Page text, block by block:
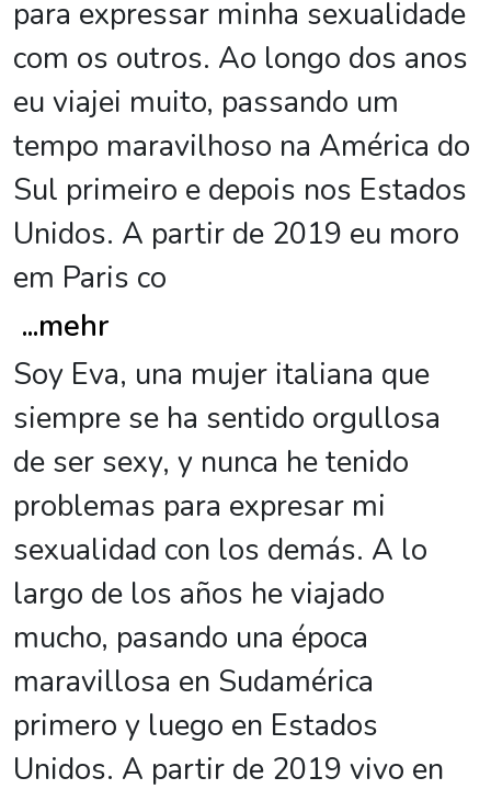
para expressar minha sexualidade
com os outros. Ao longo dos anos
eu viajei muito, passando um
tempo maravilhoso na América do
Sul primeiro e depois nos Estados
Unidos. A partir de 2019 eu moro
em Paris co
...mehr
Soy Eva, una mujer italiana que
siempre se ha sentido orgullosa
de ser sexy, y nunca he tenido
problemas para expresar mi
sexualidad con los demás. A lo
largo de los años he viajado
mucho, pasando una época
maravillosa en Sudamérica
primero y luego en Estados
Unidos. A partir de 2019 vivo en